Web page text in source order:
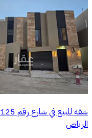
الرياض